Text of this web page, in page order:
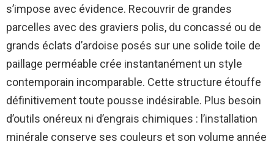
s’impose avec évidence. Recouvrir de grandes
parcelles avec des graviers polis, du concassé ou de
grands éclats d’ardoise posés sur une solide toile de
paillage perméable crée instantanément un style
contemporain incomparable. Cette structure étouffe
définitivement toute pousse indésirable. Plus besoin
d’outils onéreux ni d’engrais chimiques : l’installation
minérale conserve ses couleurs et son volume année